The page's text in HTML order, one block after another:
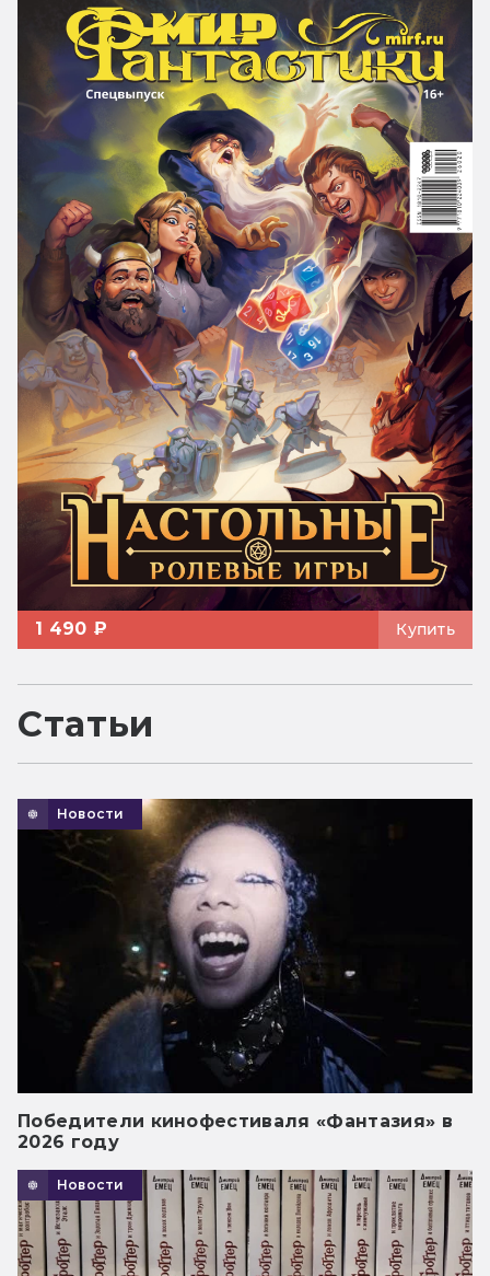
1 490 ₽ Купить
Статьи
Новости
Победители кинофестиваля «Фантазия» в
2026 году
Новости